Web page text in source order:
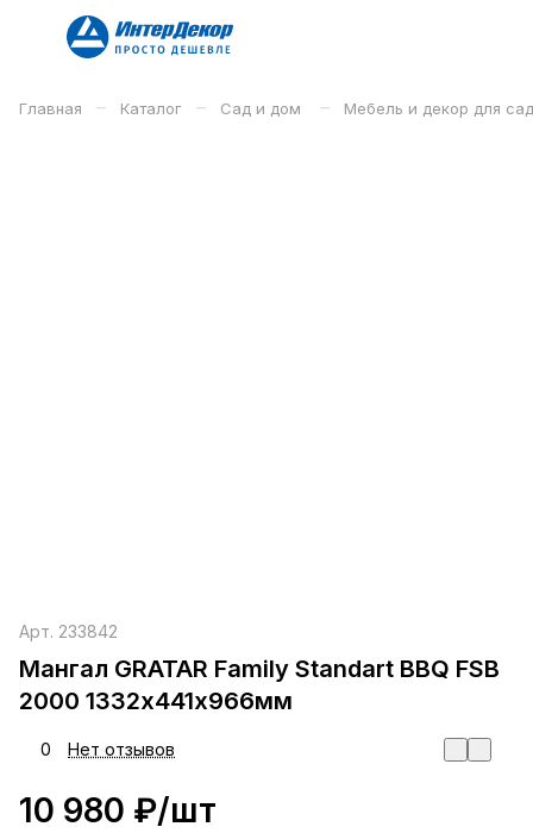
Главная – Каталог – Сад и дом – Мебель и декор для
Арт. 233842
Мангал GRATAR Family Standart BBQ FSB
2000 1332х441х966мм
0 Нет отзывов
10 980 ₽/шт